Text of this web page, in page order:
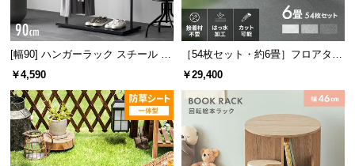
ン
セ
ル
に
つ
い
て
保
[幅90] ハンガーラック スチール 4
段階高さ調節 サイドフック オープ
ンラック シンプル
￥4,590
［54枚セット・約6畳］フロアタイ
ル モルタル調
￥29,400